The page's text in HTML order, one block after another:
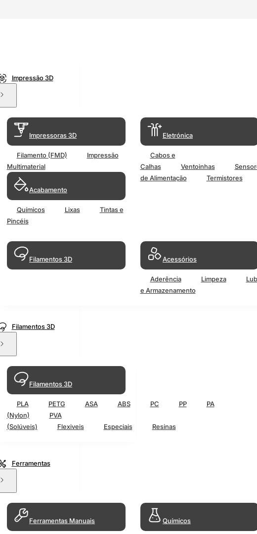
Impressão 3D
Impressoras 3D
Filamento (FMD)
Impressão
Multimaterial
Acabamento
Químicos Lixas
Tintas e
Pincéis
Eletrónica
Cabos e
Calhas
Ventoinhas
de Alimentação
Termistores
Filamentos 3D Acessórios
Aderência Limpeza
e Armazenamento
Filamentos 3D
Filamentos 3D
PLA PETG ASA ABS PC PP
PA
(Nylon)
PVA
(Solúveis)
Flexiveis Especiais Resinas
Ferramentas
Ferramentas Manuais Químicos